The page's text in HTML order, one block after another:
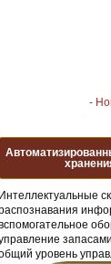
-
Интеллектуальные
уровень